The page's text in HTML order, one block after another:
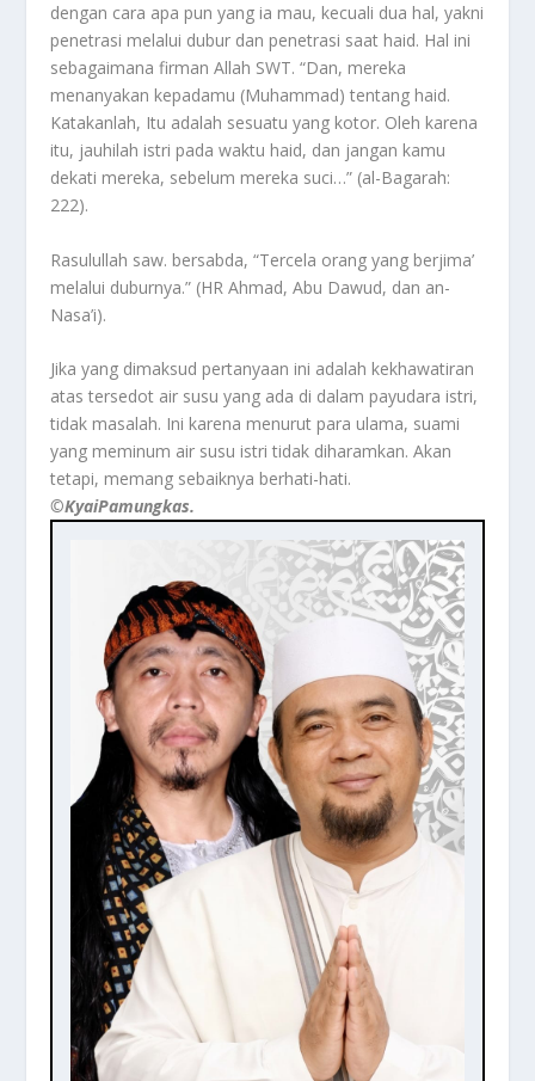
dengan cara apa pun yang ia mau, kecuali dua hal, yakni
penetrasi melalui dubur dan penetrasi saat haid. Hal ini
sebagaimana firman Allah SWT. “Dan, mereka
menanyakan kepadamu (Muhammad) tentang haid.
Katakanlah, Itu adalah sesuatu yang kotor. Oleh karena
itu, jauhilah istri pada waktu haid, dan jangan kamu
dekati mereka, sebelum mereka suci…” (al-Bagarah:
222).
Rasulullah saw. bersabda, “Tercela orang yang berjima’
melalui duburnya.” (HR Ahmad, Abu Dawud, dan an-
Nasa’i).
Jika yang dimaksud pertanyaan ini adalah kekhawatiran
atas tersedot air susu yang ada di dalam payudara istri,
tidak masalah. Ini karena menurut para ulama, suami
yang meminum air susu istri tidak diharamkan. Akan
tetapi, memang sebaiknya berhati-hati.
©️KyaiPamungkas.